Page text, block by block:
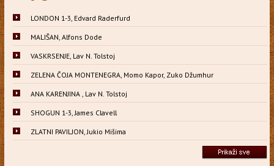
LONDON 1-3, Edvard Raderfurd
MALIŠAN, Alfons Dode
VASKRSENJE, Lav N. Tolstoj
ZELENA ČOJA MONTENEGRA, Momo Kapor, Zuko Džumhur
ANA KARENJINA , Lav N. Tolstoj
SHOGUN 1-3, James Clavell
ZLATNI PAVILJON, Jukio Mišima